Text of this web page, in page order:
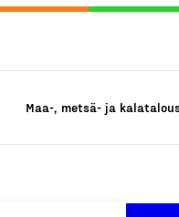
Maa-, metsä- ja